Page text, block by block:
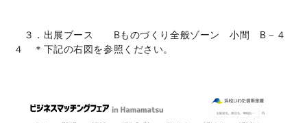
３．出展ブース Bものづくり全般ゾーン 小間 B－４
４ ＊下記の右図を参照ください。